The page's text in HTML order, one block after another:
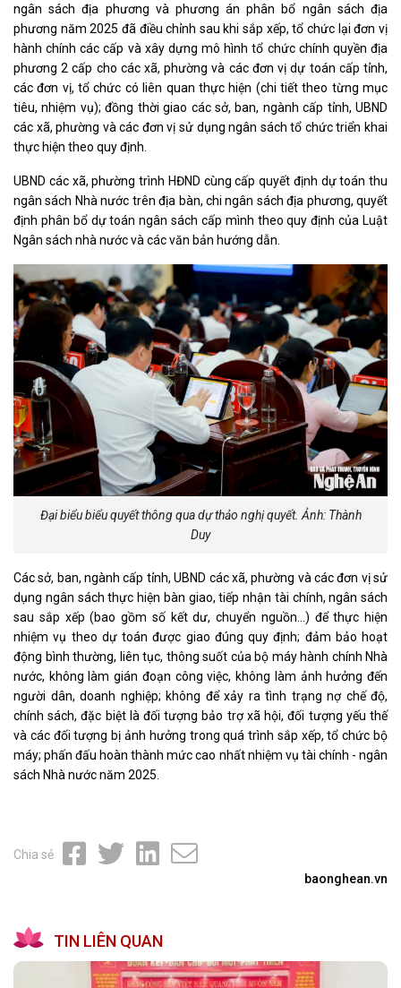
ngân sách địa phương và phương án phân bổ ngân sách địa
phương năm 2025 đã điều chỉnh sau khi sắp xếp, tổ chức lại đơn vị
hành chính các cấp và xây dựng mô hình tổ chức chính quyền địa
phương 2 cấp cho các xã, phường và các đơn vị dự toán cấp tỉnh,
các đơn vị, tổ chức có liên quan thực hiện (chi tiết theo từng mục
tiêu, nhiệm vụ); đồng thời giao các sở, ban, ngành cấp tỉnh, UBND
các xã, phường và các đơn vị sử dụng ngân sách tổ chức triển khai
thực hiện theo quy định.
UBND các xã, phường trình HĐND cùng cấp quyết định dự toán thu
ngân sách Nhà nước trên địa bàn, chi ngân sách địa phương, quyết
định phân bổ dự toán ngân sách cấp mình theo quy định của Luật
Ngân sách nhà nước và các văn bản hướng dẫn.
Đại biểu biểu quyết thông qua dự thảo nghị quyết. Ảnh: Thành
Duy
Các sở, ban, ngành cấp tỉnh, UBND các xã, phường và các đơn vị sử
dụng ngân sách thực hiện bàn giao, tiếp nhận tài chính, ngân sách
sau sắp xếp (bao gồm số kết dư, chuyển nguồn...) để thực hiện
nhiệm vụ theo dự toán được giao đúng quy định; đảm bảo hoạt
động bình thường, liên tục, thông suốt của bộ máy hành chính Nhà
nước, không làm gián đoạn công việc, không làm ảnh hưởng đến
người dân, doanh nghiệp; không để xảy ra tình trạng nợ chế độ,
chính sách, đặc biệt là đối tượng bảo trợ xã hội, đối tượng yếu thế
và các đối tượng bị ảnh hưởng trong quá trình sắp xếp, tổ chức bộ
máy; phấn đấu hoàn thành mức cao nhất nhiệm vụ tài chính - ngân
sách Nhà nước năm 2025.
Chia sẻ
baonghean.vn
TIN LIÊN QUAN